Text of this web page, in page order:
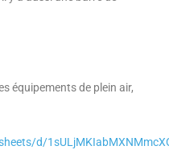
équipements de plein air,
d/